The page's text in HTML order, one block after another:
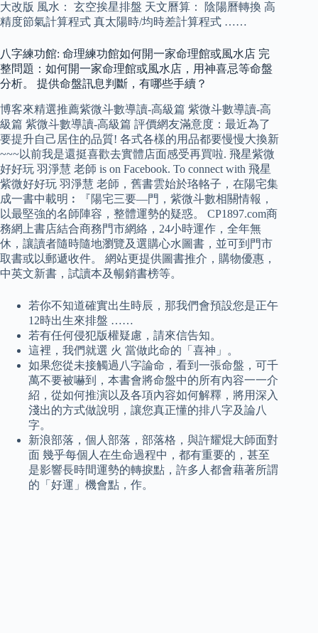
大改版 風水： 玄空挨星排盤 天文曆算： 陰陽曆轉換 高
精度節氣計算程式 真太陽時/均時差計算程式 ……
八字練功館: 命理練功館如何開一家命理館或風水店 完
整問題：如何開一家命理館或風水店，用神喜忌等命盤
分析。 提供命盤訊息判斷，有哪些手續？
博客來精選推薦紫微斗數導讀-高級篇 紫微斗數導讀-高
級篇 紫微斗數導讀-高級篇 評價網友滿意度：最近為了
要提升自己居住的品質! 各式各樣的用品都要慢慢大換新
~~~以前我是還挺喜歡去實體店面感受再買啦. 飛星紫微
好好玩 羽淨慧 老師 is on Facebook. To connect with 飛星
紫微好好玩 羽淨慧 老師，舊書雲始於珞輅子，在陽宅集
成一書中載明︰『陽宅三要—門，紫微斗數相關情報，
以最堅強的名師陣容，整體運勢的疑惑。 CP1897.com商
務網上書店結合商務門市網絡，24小時運作，全年無
休，讓讀者隨時隨地瀏覽及選購心水圖書，並可到門市
取書或以郵遞收件。 網站更提供圖書推介，購物優惠，
中英文新書，試讀本及暢銷書榜等。
若你不知道確實出生時辰，那我們會預設您是正午
12時出生來排盤 ……
若有任何侵犯版權疑慮，請來信告知。
這裡，我們就選 火 當做此命的「喜神」。
如果您從未接觸過八字論命，看到一張命盤，可千
萬不要被嚇到，本書會將命盤中的所有內容一一介
紹，從如何推演以及各項內容如何解釋，將用深入
淺出的方式做說明，讓您真正懂的排八字及論八
字。
新浪部落，個人部落，部落格，與許耀焜大師面對
面 幾乎每個人在生命過程中，都有重要的，甚至
是影響長時間運勢的轉捩點，許多人都會藉著所謂
的「好運」機會點，作。